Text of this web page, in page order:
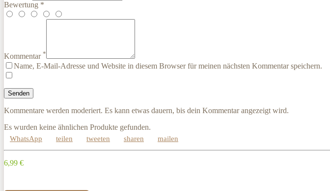
Bewertung *
Kommentar *
Name, E-Mail-Adresse und Website in diesem Browser für meinen nächsten Kommentar speichern.
Kommentare werden moderiert. Es kann etwas dauern, bis dein Kommentar angezeigt wird.
Es wurden keine ähnlichen Produkte gefunden.
WhatsApp teilen tweeten sharen mailen
6,99 €